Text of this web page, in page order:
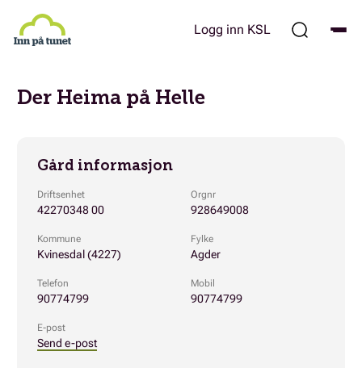
hovedinnhold
Logg inn KSL
Der Heima på Helle
Gård informasjon
Driftsenhet
42270348 00
Orgnr
928649008
Kommune
Kvinesdal (4227)
Fylke
Agder
Telefon
90774799
Mobil
90774799
E-post
Send e-post